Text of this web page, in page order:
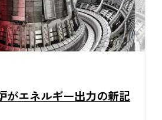
がエネルギー出力の新記